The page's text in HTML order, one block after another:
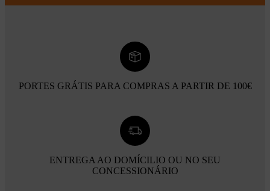
PORTES GRÁTIS PARA COMPRAS A PARTIR DE 100€
ENTREGA AO DOMÍCILIO OU NO SEU
CONCESSIONÁRIO